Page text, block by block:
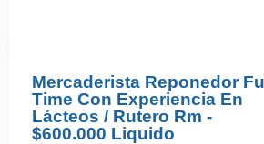
Mercaderista Reponedor Full
Time Con Experiencia En
Lácteos / Rutero Rm -
$600.000 Liquido